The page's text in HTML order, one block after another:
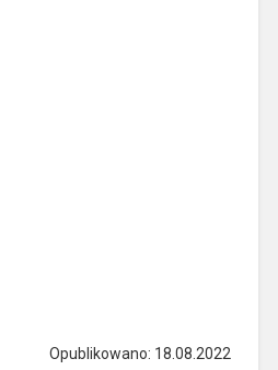
Opublikowano: 18.08.2022